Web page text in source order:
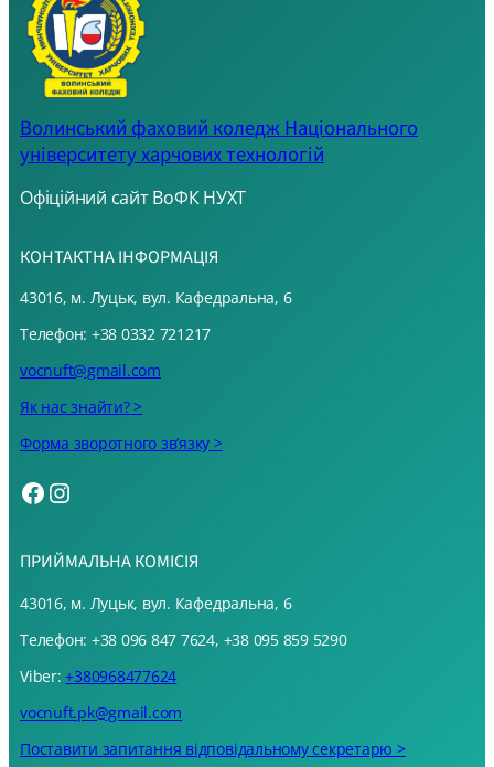
Волинський фаховий коледж Національного
університету харчових технологій
Офіційний сайт ВоФК НУХТ
КОНТАКТНА ІНФОРМАЦІЯ
43016, м. Луцьк, вул. Кафедральна, 6
Телефон: +38 0332 721217
vocnuft@gmail.com
Як нас знайти? >
Форма зворотного звʼязку >
Facebook Instagram
ПРИЙМАЛЬНА КОМІСІЯ
43016, м. Луцьк, вул. Кафедральна, 6
Телефон: +38 096 847 7624, +38 095 859 5290
Viber:+380968477624
vocnuft.pk@gmail.com
Поставити запитання відповідальному секретарю >